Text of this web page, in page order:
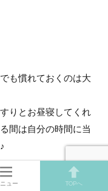
も慣れておくのは大
りとお昼寝してくれ
間は自分の時間に当
ニュー TOPへ